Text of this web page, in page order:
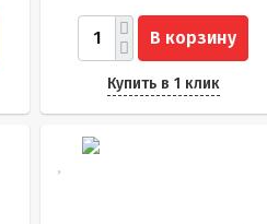
В корзину
Купить в 1 клик